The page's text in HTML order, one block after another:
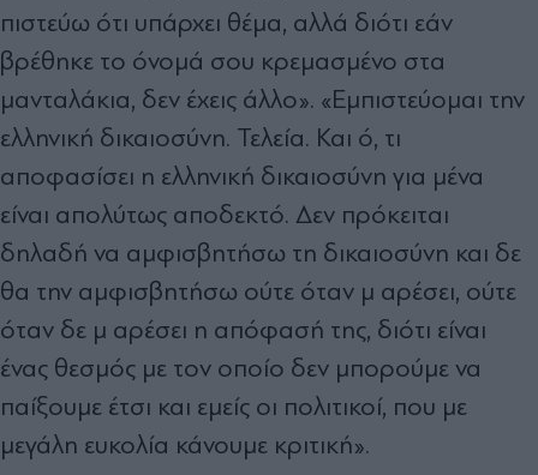
πιστεύω ότι υπάρχει θέμα, αλλά διότι εάν
βρέθηκε το όνομά σου κρεμασμένο στα
μανταλάκια, δεν έχεις άλλο». «Εμπιστεύομαι την
ελληνική δικαιοσύνη. Τελεία. Και ό, τι
αποφασίσει η ελληνική δικαιοσύνη για μένα
είναι απολύτως αποδεκτό. Δεν πρόκειται
δηλαδή να αμφισβητήσω τη δικαιοσύνη και δε
θα την αμφισβητήσω ούτε όταν μ αρέσει, ούτε
όταν δε μ αρέσει η απόφασή της, διότι είναι
ένας θεσμός με τον οποίο δεν μπορούμε να
παίξουμε έτσι και εμείς οι πολιτικοί, που με
μεγάλη ευκολία κάνουμε κριτική».